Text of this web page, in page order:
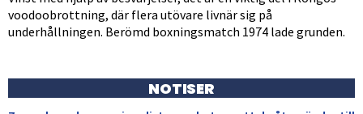
voodoobrottning, där flera utövare livnär sig på
underhållningen. Berömd boxningsmatch 1974 lade grunden.
NOTISER